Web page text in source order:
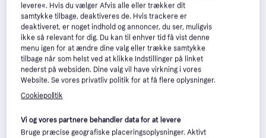
levere«. Hvis du vælger Afvis alle eller trækker dit
samtykke tilbage, deaktiveres de. Hvis trackere er
deaktiveret, er noget indhold og annoncer, du ser, muligvis
ikke så relevant for dig. Du kan til enhver tid få vist denne
menu igen for at ændre dine valg eller trække samtykke
tilbage når som helst ved at klikke Indstillinger på linket
nederst på websiden. Dine valg vil have virkning i vores
Website. Se vores privatliv politik for at få flere oplysninger.
Cookiepolitik
Vi og vores partnere behandler data for at levere
Bruge præcise geografiske placeringsoplysninger. Aktivt